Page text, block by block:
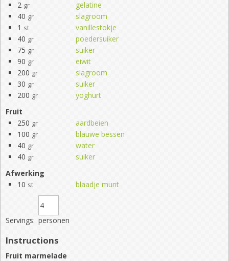
2 gr
gelatine
40 gr
slagroom
1 st
vanillestokje
40 gr
poedersuiker
75 gr
suiker
90 gr
eiwit
200 gr
slagroom
30 gr
suiker
200 gr
yoghurt
Fruit
250 gr
aardbeien
100 gr
blauwe bessen
40 gr
water
40 gr
suiker
Afwerking
10 st blaadje munt
Servings: personen
Instructions
Fruit marmelade